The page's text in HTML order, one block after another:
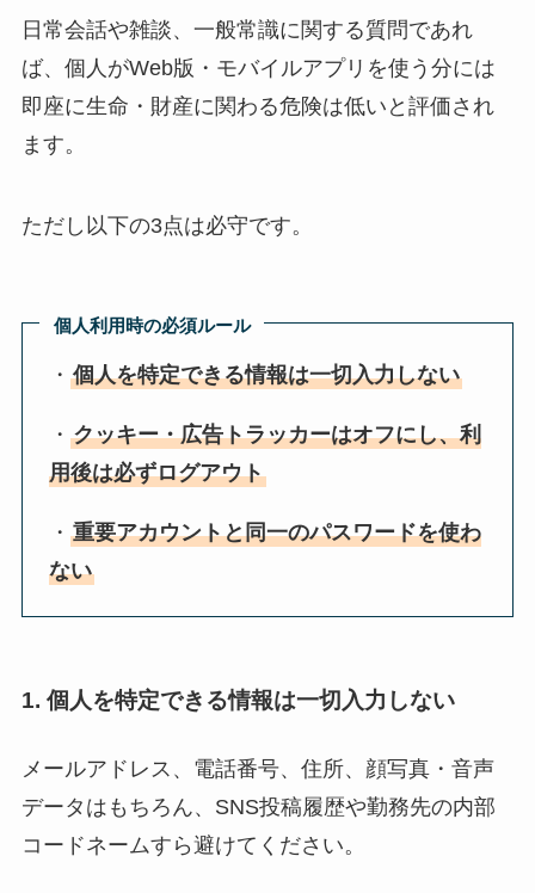
日常会話や雑談、一般常識に関する質問であれ
ば、個人がWeb版・モバイルアプリを使う分には
即座に生命・財産に関わる危険は低いと評価され
ます。
ただし以下の3点は必守です。
個人利用時の必須ルール
・個人を特定できる情報は一切入力しない
・クッキー・広告トラッカーはオフにし、利
用後は必ずログアウト
・重要アカウントと同一のパスワードを使わ
ない
1. 個人を特定できる情報は一切入力しない
メールアドレス、電話番号、住所、顔写真・音声
データはもちろん、SNS投稿履歴や勤務先の内部
コードネームすら避けてください。